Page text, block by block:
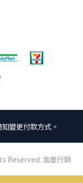
變更付款方式。
Reserved. 金墨行銷